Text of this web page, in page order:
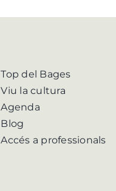
Top del Bages
Viu la cultura
Agenda
Blog
Accés a professionals